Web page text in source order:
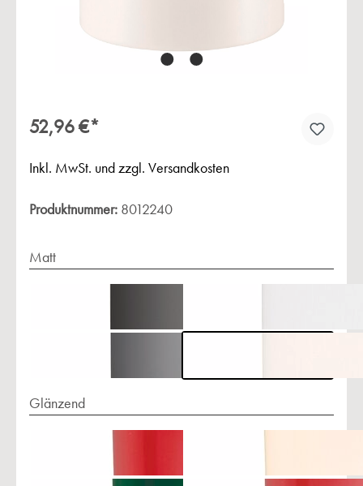
52,96 €*
Inkl. MwSt. und zzgl. Versandkosten
Produktnummer: 8012240
Matt
Glänzend